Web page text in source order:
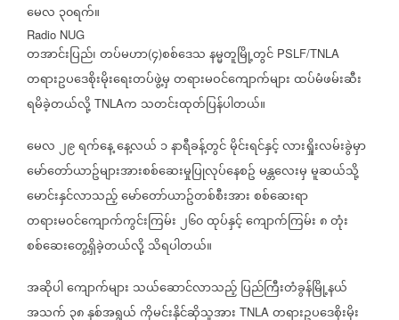
မေလ ၃၀ရက်။
Radio NUG
တအာင်းပြည်၊တပ်မဟာ(၄)စစ်ဒေသနမ္မတူမြို့တွင် PSLF/TNLA
တရားဥပဒေစိုးမိုးရေးတပ်ဖွဲ့မှတရားမဝင်ကျောက်များထပ်မံဖမ်းဆီး
ရမိခဲ့တယ်လို့ TNLAက သတင်းထုတ်ပြန်ပါတယ်။
မေလ၂၉ရက်နေ့နေ့လယ် ၁နာရီခန့်တွင်မိုင်းရင်နှင့်လားရှိုးလမ်းခွဲမှာ
မော်တော်ယာဥ်များအားစစ်ဆေးမှုပြုလုပ်နေစဥ်မန္တလေးမှမူဆယ်သို့
မောင်းနှင်လာသည့်မော်တော်ယာဥ်တစ်စီးအားစစ်ဆေးရာ
တရားမဝင်ကျောက်ကွင်းကြမ်း၂၆၀ထုပ်နှင့်ကျောက်ကြမ်း၈တုံး
စစ်ဆေးတွေ့ရှိခဲ့တယ်လို့သိရပါတယ်။
အဆိုပါကျောက်များ သယ်ဆောင်လာသည့်ပြည်ကြီးတံခွန်မြို့နယ်
အသက် ၃၈နှစ်အရွယ်ကိုမင်းနိုင်ဆိုသူအား TNLA တရားဥပဒေစိုးမိုး